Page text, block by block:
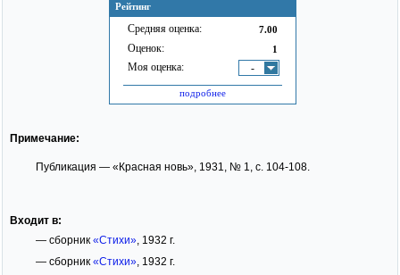
Рейтинг
Средняя оценка: 7.00
Оценок: 1
Моя оценка: -
подробнее
Примечание:
Публикация — «Красная новь», 1931, № 1, с. 104-108.
Входит в:
— сборник «Стихи», 1932 г.
— сборник «Стихи», 1932 г.